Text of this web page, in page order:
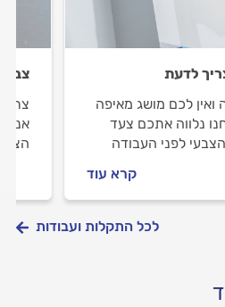
לדעת
ואין לכם מושג מאיפה
נלווה אתכם צעד
לפני העבודה
קרא עוד
לכל התקלות ועבודות